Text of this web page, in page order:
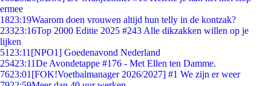
ermee
1823:19Waarom doen vrouwen altijd hun telly in de kontzak?
23323:16Top 2000 Editie 2025 #243 Alle dikzakken willen op je
lijken
51 23:11 [NPO1] Goedenavond Nederland
25423:11De Avondetappe #176 - Met Ellen ten Damme.
7623:01 [FOK!Voetbalmanager 2026/2027] #1 We zijn er weer